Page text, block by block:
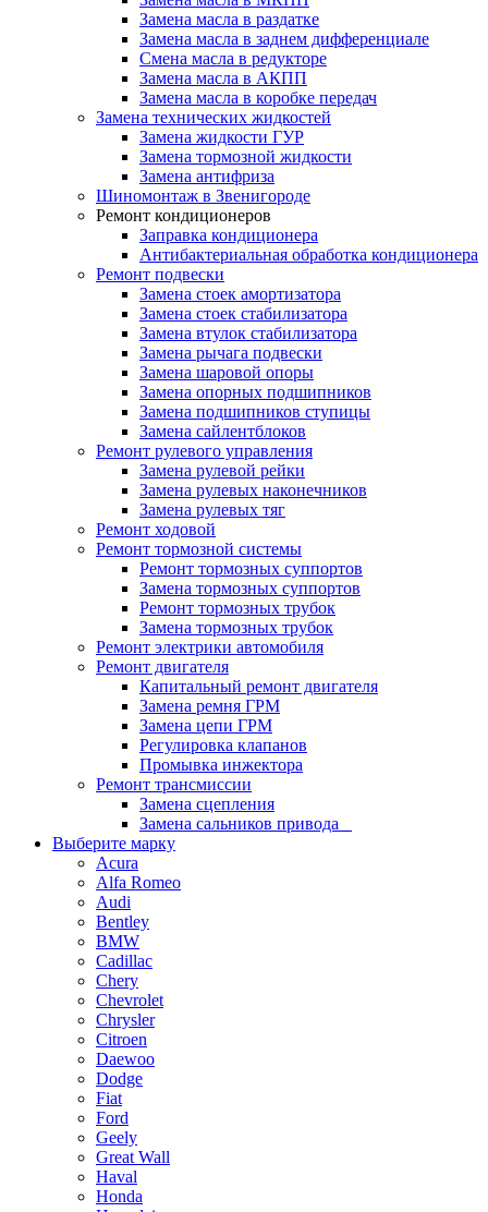
Замена масла в раздатке
Замена масла в заднем дифференциале
Смена масла в редукторе
Замена масла в АКПП
Замена масла в коробке передач
Замена технических жидкостей
Замена жидкости ГУР
Замена тормозной жидкости
Замена антифриза
Шиномонтаж в Звенигороде
Ремонт кондиционеров
Заправка кондиционера
Антибактериальная обработка кондиционера
Ремонт подвески
Замена стоек амортизатора
Замена стоек стабилизатора
Замена втулок стабилизатора
Замена рычага подвески
Замена шаровой опоры
Замена опорных подшипников
Замена подшипников ступицы
Замена сайлентблоков
Ремонт рулевого управления
Замена рулевой рейки
Замена рулевых наконечников
Замена рулевых тяг
Ремонт ходовой
Ремонт тормозной системы
Ремонт тормозных суппортов
Замена тормозных суппортов
Ремонт тормозных трубок
Замена тормозных трубок
Ремонт электрики автомобиля
Ремонт двигателя
Капитальный ремонт двигателя
Замена ремня ГРМ
Замена цепи ГРМ
Регулировка клапанов
Промывка инжектора
Ремонт трансмиссии
Замена сцепления
Замена сальников привода
Выберите марку
Acura
Alfa Romeo
Audi
Bentley
BMW
Cadillac
Chery
Chevrolet
Chrysler
Citroen
Daewoo
Dodge
Fiat
Ford
Geely
Great Wall
Haval
Honda